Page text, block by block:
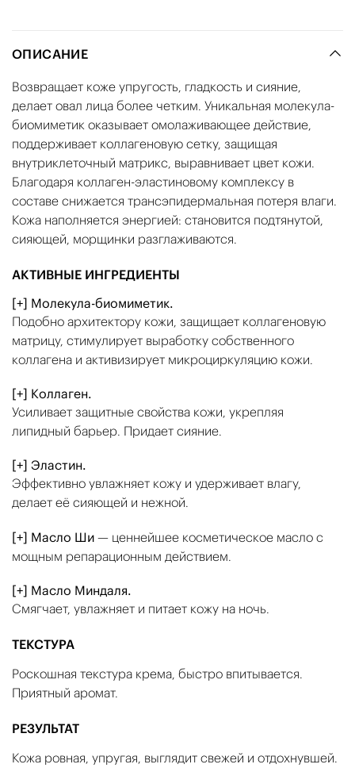
ОПИСАНИЕ
Возвращает коже упругость, гладкость и сияние,
делает овал лица более четким. Уникальная молекула-
биомиметик оказывает омолаживающее действие,
поддерживает коллагеновую сетку, защищая
внутриклеточный матрикс, выравнивает цвет кожи.
Благодаря коллаген-эластиновому комплексу в
составе снижается трансэпидермальная потеря влаги.
Кожа наполняется энергией: становится подтянутой,
сияющей, морщинки разглаживаются.
АКТИВНЫЕ ИНГРЕДИЕНТЫ
[+] Молекула-биомиметик.
Подобно архитектору кожи, защищает коллагеновую
матрицу, стимулирует выработку собственного
коллагена и активизирует микроциркуляцию кожи.
[+] Коллаген.
Усиливает защитные свойства кожи, укрепляя
липидный барьер. Придает сияние.
[+] Эластин.
Эффективно увлажняет кожу и удерживает влагу,
делает её сияющей и нежной.
[+] Масло Ши — ценнейшее косметическое масло с
мощным репарационным действием.
[+] Масло Миндаля.
Смягчает, увлажняет и питает кожу на ночь.
ТЕКСТУРА
Роскошная текстура крема, быстро впитывается.
Приятный аромат.
РЕЗУЛЬТАТ
Кожа ровная, упругая, выглядит свежей и отдохнувшей.